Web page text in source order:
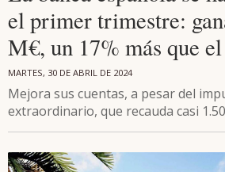
el primer trimestre:
M€, un 17% más que
MARTES, 30 DE ABRIL DE 2024
Mejora sus cuentas, a pesar del
extraordinario, que recauda casi